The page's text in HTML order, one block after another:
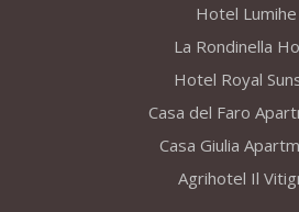
Hotel Lumihe
La Rondinella
Hotel Royal
Casa del Faro
Casa Giulia
Agrihotel Il